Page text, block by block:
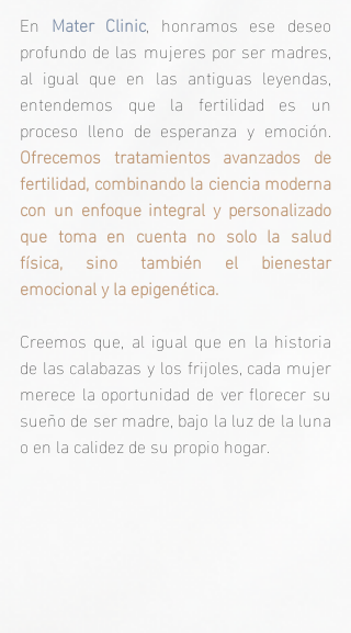
En Mater Clinic, honramos ese deseo
profundo de las mujeres por ser madres,
al igual que en las antiguas leyendas,
entendemos que la fertilidad es un
Ofrecemos tratamientos avanzados de
fertilidad, combinando la ciencia moderna
con un enfoque integral y personalizado
que toma en cuenta no solo la salud
física, sino también el bienestar
emocional y la epigenética.
Creemos que, al igual que en la historia
de las calabazas y los frijoles, cada mujer
merece la oportunidad de ver florecer su
sueño de ser madre, bajo la luz de la luna
o en la calidez de su propio hogar.